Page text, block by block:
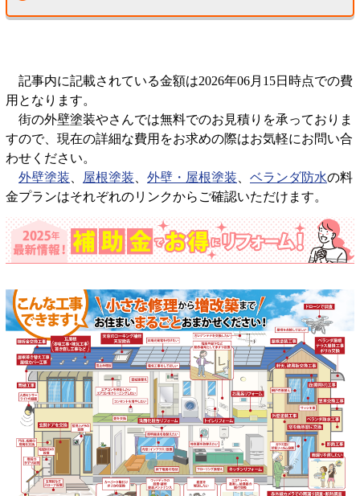
記事内に記載されている金額は2026年06月15日時点での費
用となります。
街の外壁塗装やさんでは無料でのお見積りを承っておりま
すので、現在の詳細な費用をお求めの際はお気軽にお問い合
わせください。
外壁塗装
屋根塗装 外壁・屋根塗装 ベランダ防水の料
金プランはそれぞれのリンクからご確認いただけます。